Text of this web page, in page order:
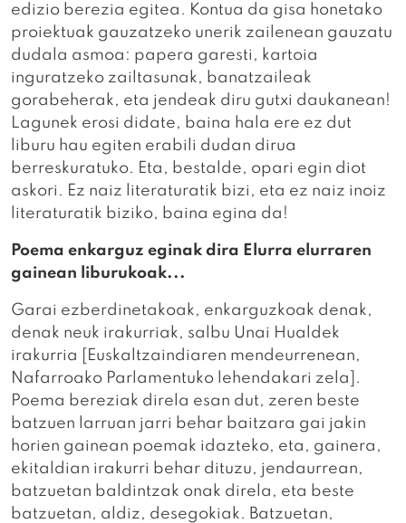
edizio berezia egitea. Kontua da gisa honetako
proiektuak gauzatzeko unerik zailenean gauzatu
dudala asmoa: papera garesti, kartoia
inguratzeko zailtasunak, banatzaileak
gorabeherak, eta jendeak diru gutxi daukanean!
Lagunek erosi didate, baina hala ere ez dut
liburu hau egiten erabili dudan dirua
berreskuratuko. Eta, bestalde, opari egin diot
askori. Ez naiz literaturatik bizi, eta ez naiz inoiz
literaturatik biziko, baina egina da!
Poema enkarguz eginak dira Elurra elurraren
gainean liburukoak...
Garai ezberdinetakoak, enkarguzkoak denak,
denak neuk irakurriak, salbu Unai Hualdek
irakurria [Euskaltzaindiaren mendeurrenean,
Nafarroako Parlamentuko lehendakari zela].
Poema bereziak direla esan dut, zeren beste
batzuen larruan jarri behar baitzara gai jakin
horien gainean poemak idazteko, eta, gainera,
ekitaldian irakurri behar dituzu, jendaurrean,
batzuetan baldintzak onak direla, eta beste
batzuetan, aldiz, desegokiak. Batzuetan,